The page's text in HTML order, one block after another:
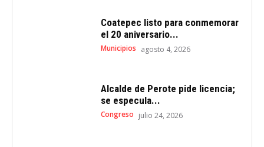
Coatepec listo para conmemorar
el 20 aniversario...
Municipios agosto 4, 2026
Alcalde de Perote pide licencia;
se especula...
Congreso julio 24, 2026